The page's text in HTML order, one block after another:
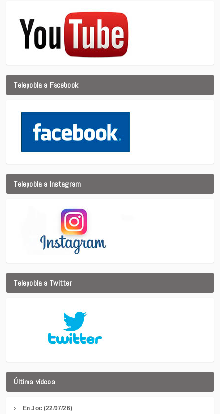
Telepobla a Facebook
Telepobla a Instagram
Telepobla a Twitter
Últims vídeos
En Joc (22/07/26)